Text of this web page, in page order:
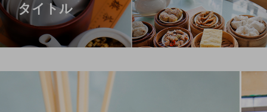
タイトル